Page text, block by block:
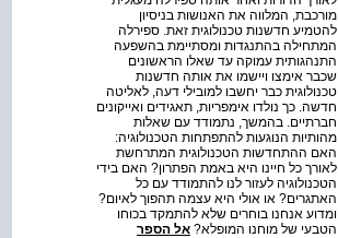
מורכבת, המלווה את האנושות בניסיון
להטמיע חדשנות טכנולוגית זאת. ספירלה
המתחילה בהתנגדות ומסתיימת בהשפעה
התנהגותית עמוקה עד שאלו הראשונים
שכבר אימצו ויישמו את אותה חדשנות
טכנולוגית כבר יחשבו למובילי דעה, לאליטה
חדשה. כך נולדו אימפריות, תאגידים ואייקונים
חברתיים. בהמשך, נתמודד עם שאלות
מהותיות הנוגעות להתפתחות הטכנולוגיה:
האם ההתחדשות הטכנולוגית המתרחשת
לאורך כל חיינו היא באמת הפתרון? האם בידי
הטכנולוגיה לעזור לנו להתמודד עם כל
האתגרים? או אולי היא עצמה תהפוך לאיום?
ומדוע אנחנו בוחרים שלא להתמקד בכוחו
הטבעי של מוחנו המופלא? אל הספר